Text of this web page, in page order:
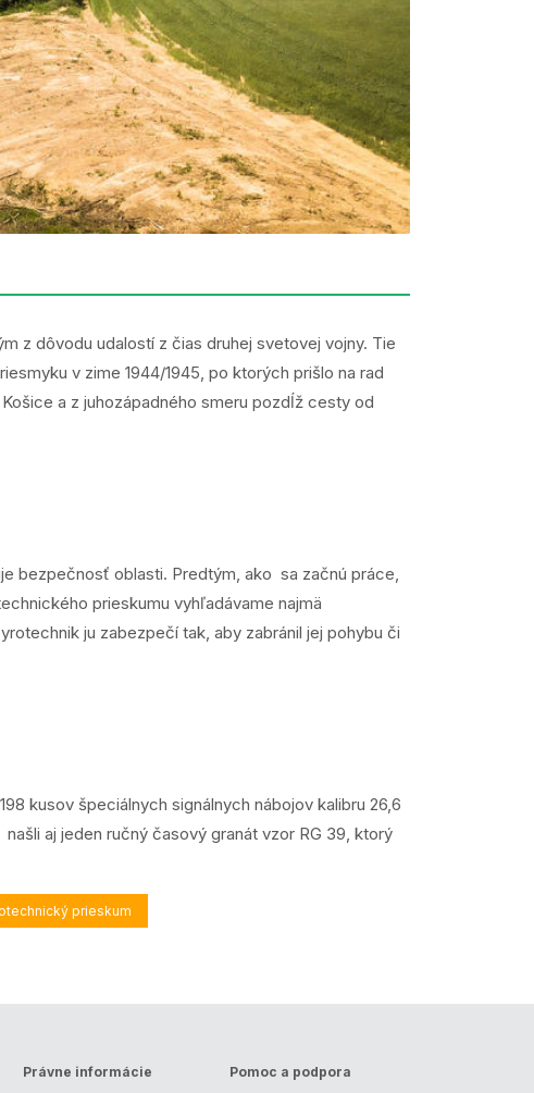
z dôvodu udalostí z čias druhej svetovej vojny. Tie
v zime 1944/1945, po ktorých prišlo na rad
a z juhozápadného smeru pozdĺž cesty od
bezpečnosť oblasti. Predtým, ako sa začnú práce,
prieskumu vyhľadávame najmä
ju zabezpečí tak, aby zabránil jej pohybu či
kusov špeciálnych signálnych nábojov kalibru 26,6
aj jeden ručný časový granát vzor RG 39, ktorý
prieskum
Právne informácie Pomoc a podpora